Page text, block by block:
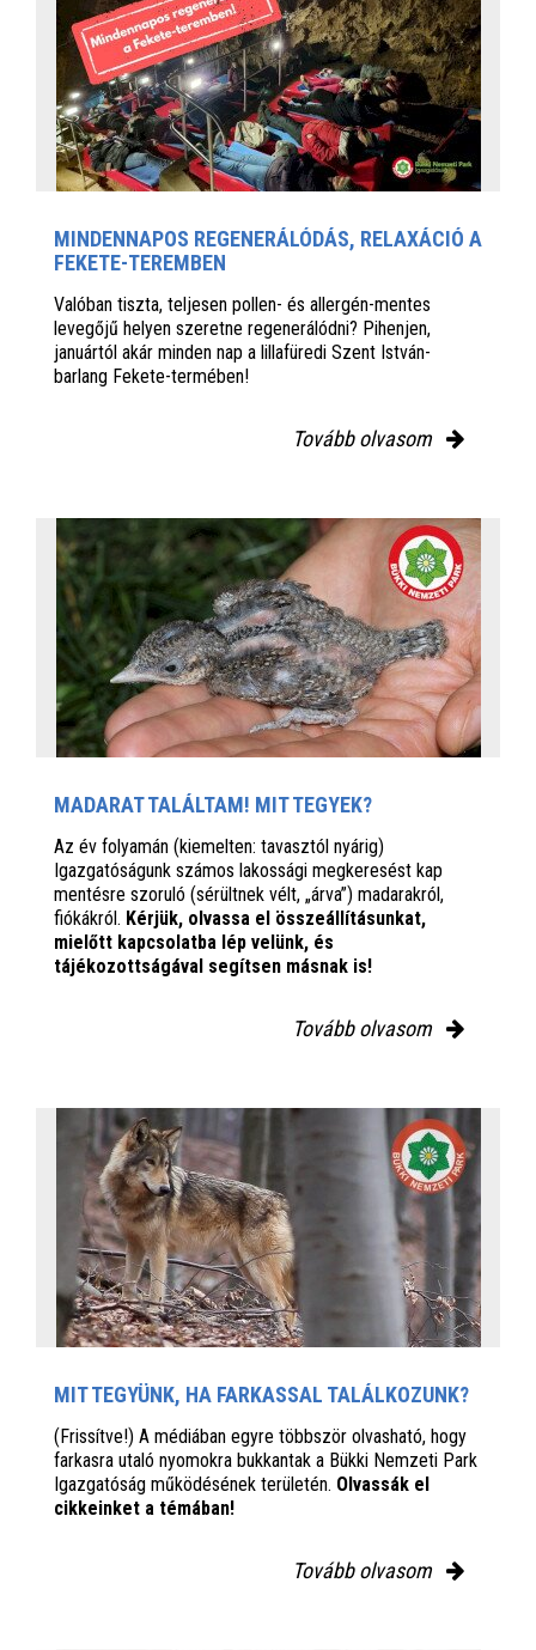
MINDENNAPOS REGENERÁLÓDÁS, RELAXÁCIÓ A
FEKETE-TEREMBEN
Valóban tiszta, teljesen pollen- és allergén-mentes
levegőjű helyen szeretne regenerálódni? Pihenjen,
januártól akár minden nap a lillafüredi Szent István-
barlang Fekete-termében!
Tovább olvasom
MADARAT TALÁLTAM! MIT TEGYEK?
Az év folyamán (kiemelten: tavasztól nyárig)
Igazgatóságunk számos lakossági megkeresést kap
mentésre szoruló (sérültnek vélt, „árva”) madarakról,
fiókákról. Kérjük, olvassa el összeállításunkat,
mielőtt kapcsolatba lép velünk, és
tájékozottságával segítsen másnak is!
Tovább olvasom
MIT TEGYÜNK, HA FARKASSAL TALÁLKOZUNK?
(Frissítve!) A médiában egyre többször olvasható, hogy
farkasra utaló nyomokra bukkantak a Bükki Nemzeti Park
Igazgatóság működésének területén. Olvassák el
cikkeinket a témában!
Tovább olvasom